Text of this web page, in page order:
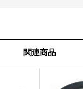
関連商品